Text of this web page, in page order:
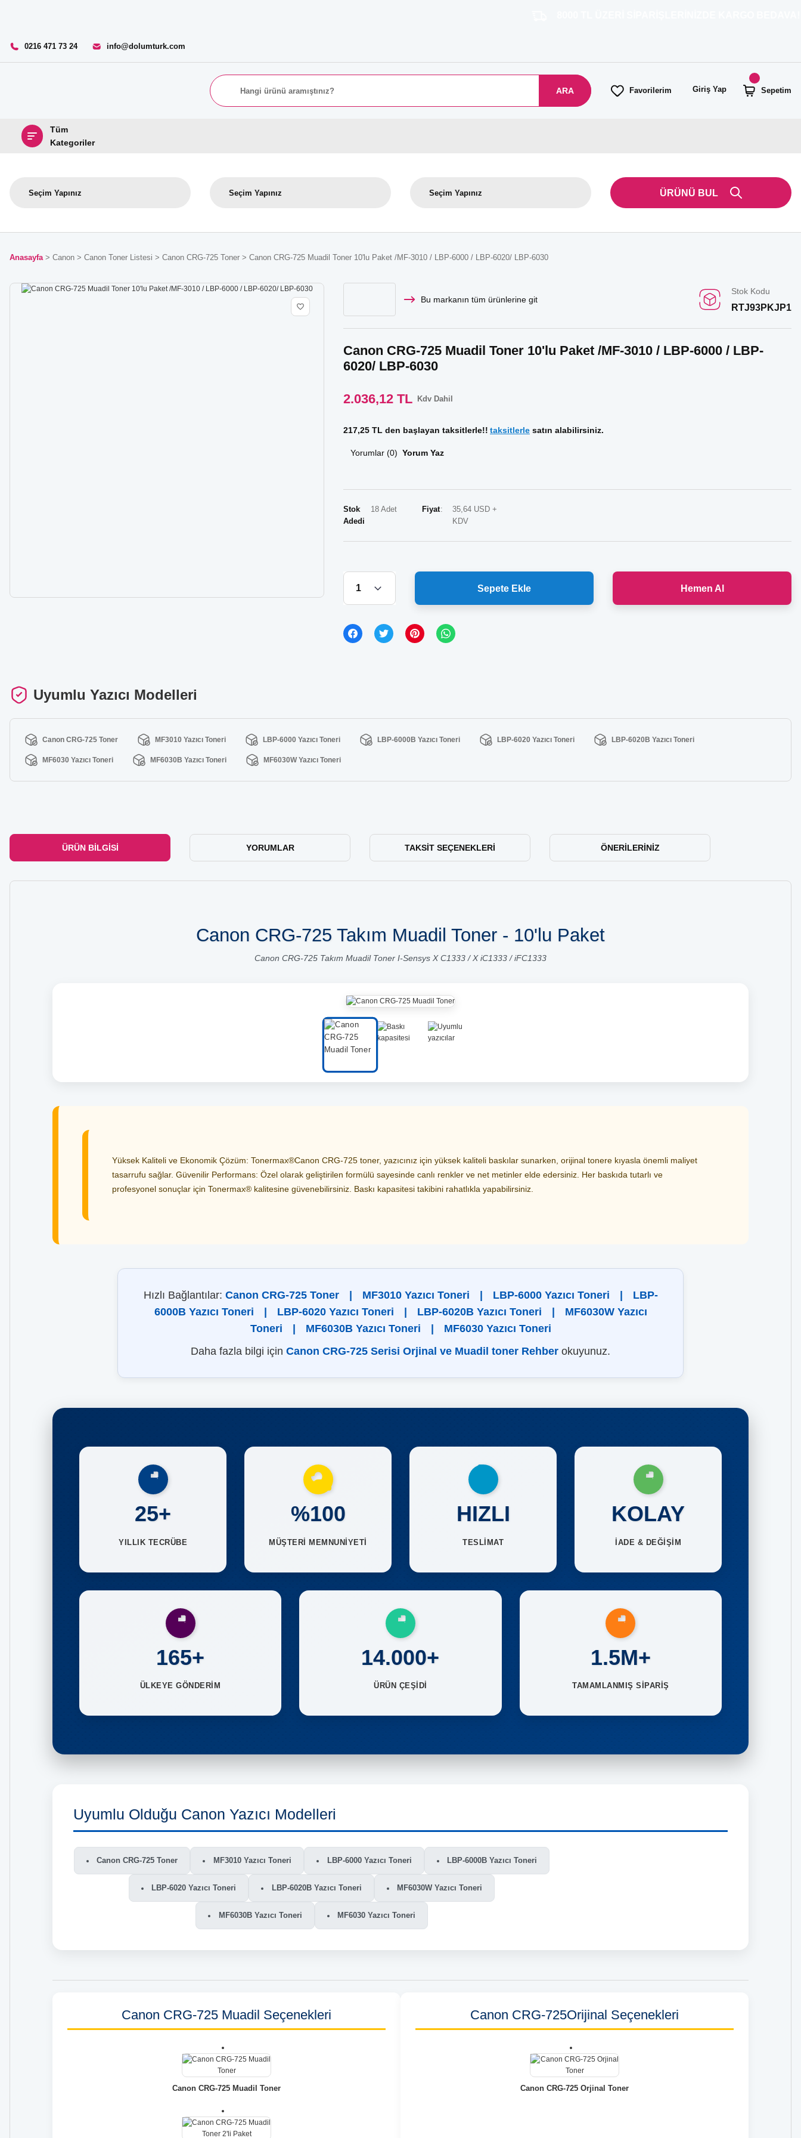
0216 471 73 24 info@dolumturk.com
ARA Favorilerim Giriş Yap Sepetim
Tüm
Kategoriler
ÜRÜNÜ BUL
Anasayfa Canon Canon Toner Listesi Canon CRG-725 Toner Canon CRG-725 Muadil Toner 10'lu Paket /MF-3010 / LBP-6000 / LBP-6020/ LBP-6030
Bu markanın tüm ürünlerine git
Stok Kodu
RTJ93PKJP1
Canon CRG-725 Muadil Toner 10'lu Paket /MF-3010 / LBP-6000 / LBP-
6020/ LBP-6030
2.036,12 TL Kdv Dahil
217,25 TL den başlayan taksitlerle!! taksitlerle satın alabilirsiniz.
Yorumlar (0) Yorum Yaz
Stok
Adedi
18 Adet Fiyat
35,64 USD +
KDV
Sepete Ekle Hemen Al
Uyumlu Yazıcı Modelleri
Canon CRG-725 Toner MF3010 Yazıcı Toneri LBP-6000 Yazıcı Toneri LBP-6000B Yazıcı Toneri LBP-6020 Yazıcı Toneri LBP-6020B Yazıcı Toneri
MF6030 Yazıcı Toneri MF6030B Yazıcı Toneri MF6030W Yazıcı Toneri
ÜRÜN BILGISI YORUMLAR TAKSIT SEÇENEKLERI ÖNERILERINIZ
Canon CRG-725 Takım Muadil Toner - 10'lu Paket
Canon CRG-725 Takım Muadil Toner I-Sensys X C1333 / X iC1333 / iFC1333
Yüksek Kaliteli ve Ekonomik Çözüm: Tonermax®Canon CRG-725 toner, yazıcınız için yüksek kaliteli baskılar sunarken, orijinal tonere kıyasla önemli maliyet
tasarrufu sağlar. Güvenilir Performans: Özel olarak geliştirilen formülü sayesinde canlı renkler ve net metinler elde edersiniz. Her baskıda tutarlı ve
profesyonel sonuçlar için Tonermax® kalitesine güvenebilirsiniz. Baskı kapasitesi takibini rahatlıkla yapabilirsiniz.
Hızlı Bağlantılar: Canon CRG-725 Toner MF3010 Yazıcı Toneri LBP-6000 Yazıcı Toneri
LBP-
6000B Yazıcı Toneri
LBP-6020 Yazıcı Toneri LBP-6020B Yazıcı Toneri
MF6030W Yazıcı
Toneri
MF6030B Yazıcı Toneri
MF6030 Yazıcı Toneri
Daha fazla bilgi için Canon CRG-725 Serisi Orjinal ve Muadil toner Rehber okuyunuz.
25+
YILLIK TECRÜBE
%100
MÜŞTERİ MEMNUNİYETİ
HIZLI
TESLİMAT
KOLAY
İADE & DEĞİŞİM
165+
ÜLKEYE GÖNDERİM
14.000+
ÜRÜN ÇEŞİDİ
1.5M+
TAMAMLANMIŞ SİPARİŞ
Uyumlu Olduğu Canon Yazıcı Modelleri
Canon CRG-725 Toner MF3010 Yazıcı Toneri LBP-6000 Yazıcı Toneri LBP-6000B Yazıcı Toneri
LBP-6020 Yazıcı Toneri LBP-6020B Yazıcı Toneri MF6030W Yazıcı Toneri
MF6030B Yazıcı Toneri MF6030 Yazıcı Toneri
Canon CRG-725 Muadil Seçenekleri
Canon CRG-725 Muadil Toner
Canon CRG-725Orijinal Seçenekleri
Canon CRG-725 Orjinal Toner